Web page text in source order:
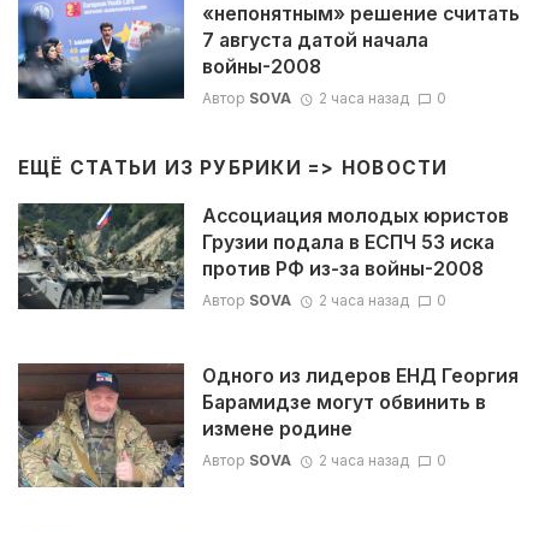
«непонятным» решение считать
7 августа датой начала
войны-2008
Автор SOVA 2 часа назад 0
ЕЩЁ СТАТЬИ ИЗ РУБРИКИ => НОВОСТИ
Ассоциация молодых юристов
Грузии подала в ЕСПЧ 53 иска
против РФ из-за войны-2008
Автор SOVA 2 часа назад 0
Одного из лидеров ЕНД Георгия
Барамидзе могут обвинить в
измене родине
Автор SOVA 2 часа назад 0